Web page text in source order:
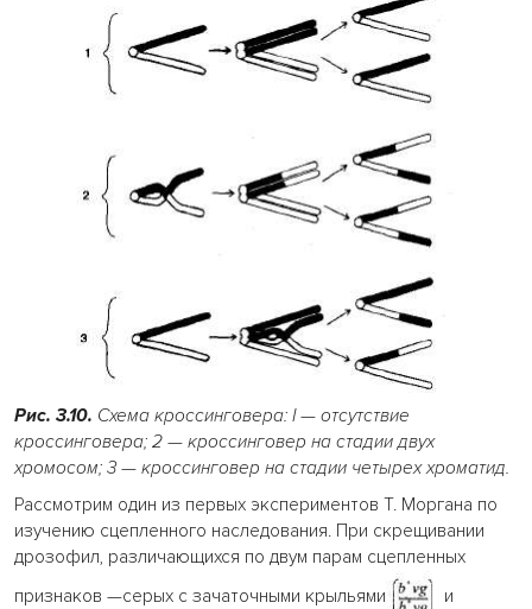
Рис. 3.10. Схема кроссинговера: I— отсутствие
кроссинговера; 2 — кроссинговер на стадии двух
хромосом; 3— кроссинговер на стадии четырех хроматид.
Рассмотрим один из первых экспериментов Т. Моргана по
изучению сцепленного наследования. При скрещивании
дрозофил, различающихся по двум парам сцепленных
признаков —серых с зачаточными крыльями
и